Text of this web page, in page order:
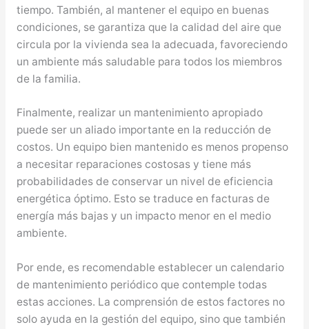
tiempo. También, al mantener el equipo en buenas
condiciones, se garantiza que la calidad del aire que
circula por la vivienda sea la adecuada, favoreciendo
un ambiente más saludable para todos los miembros
de la familia.
Finalmente, realizar un mantenimiento apropiado
puede ser un aliado importante en la reducción de
costos. Un equipo bien mantenido es menos propenso
a necesitar reparaciones costosas y tiene más
probabilidades de conservar un nivel de eficiencia
energética óptimo. Esto se traduce en facturas de
energía más bajas y un impacto menor en el medio
ambiente.
Por ende, es recomendable establecer un calendario
de mantenimiento periódico que contemple todas
estas acciones. La comprensión de estos factores no
solo ayuda en la gestión del equipo, sino que también